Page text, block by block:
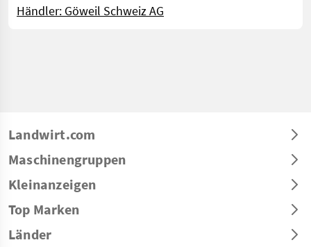
Händler: Göweil Schweiz AG
Landwirt.com
Maschinengruppen
Kleinanzeigen
Top Marken
Länder